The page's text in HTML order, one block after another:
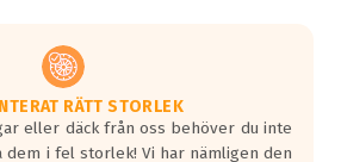
RÄTT STORLEK
eller däck från oss behöver du inte
i fel storlek! Vi har nämligen den